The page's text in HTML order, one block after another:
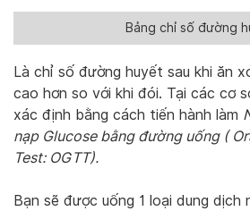
Bảng chỉ số đường
Là chỉ số đường huyết sau khi ăn
cao hơn so với khi đói. Tại các cơ
xác định bằng cách tiến hành làm
nạp Glucose bằng đường uống (
Test: OGTT).
Bạn sẽ được uống 1 loại dung